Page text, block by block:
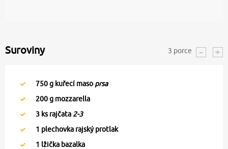
Suroviny 3 porce
750g kuřecí maso prsa
200g mozzarella
3 ks rajčata 2-3
1 plechovka rajský protlak
1 lžička bazalka